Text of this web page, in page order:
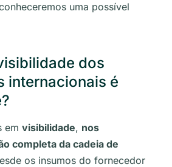
uma possível
dos
internacionais é
em visibilidade, nos
completa da cadeia de
os insumos do fornecedor